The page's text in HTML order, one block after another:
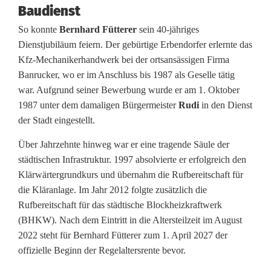
e
i
t
e
r
g
e
e
h
r
t
Baudienst
So konnte Bernhard Fütterer sein 40-jähriges
Dienstjubiläum feiern. Der gebürtige Erbendorfer erlernte das
Kfz-Mechanikerhandwerk bei der ortsansässigen Firma
Banrucker, wo er im Anschluss bis 1987 als Geselle tätig
war. Aufgrund seiner Bewerbung wurde er am 1. Oktober
1987 unter dem damaligen BürgermeisterRudi in den Dienst
der Stadt eingestellt.
Über Jahrzehnte hinweg war er eine tragende Säule der
städtischen Infrastruktur. 1997 absolvierte er erfolgreich den
Klärwärtergrundkurs und übernahm die Rufbereitschaft für
die Kläranlage. Im Jahr 2012 folgte zusätzlich die
Rufbereitschaft für das städtische Blockheizkraftwerk
(BHKW). Nach dem Eintritt in die Altersteilzeit im August
2022 steht für Bernhard Fütterer zum 1. April 2027 der
offizielle Beginn der Regelaltersrente bevor.